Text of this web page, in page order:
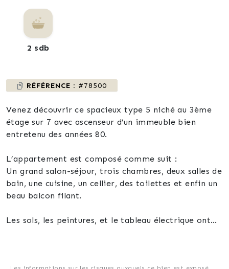
2 sdb
RÉFÉRENCE : #78500
Venez découvrir ce spacieux type 5 niché au 3ème
étage sur 7 avec ascenseur d’un immeuble bien
entretenu des années 80.
L’appartement est composé comme suit :
Un grand salon-séjour, trois chambres, deux salles de
bain, une cuisine, un cellier, des toilettes et enfin un
beau balcon filant.
Les sols, les peintures, et le tableau électrique ont